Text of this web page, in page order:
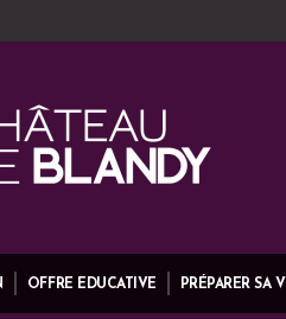
OFFRE EDUCATIVE PRÉPARER SA